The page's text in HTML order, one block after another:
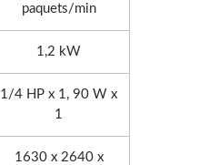
paquets/min
1,2 kW
1/4 HP x 1, 90 W x
1
1630 x 2640 x